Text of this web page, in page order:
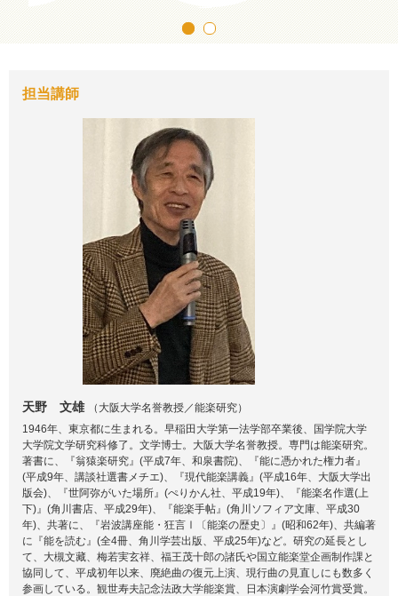
担当講師
天野 文雄
（大阪大学名誉教授／能楽研究）
1946年、東京都に生まれる。早稲田大学第一法学部卒業後、国学院大学
大学院文学研究科修了。文学博士。大阪大学名誉教授。専門は能楽研究。
著書に、『翁猿楽研究』(平成7年、和泉書院)、『能に憑かれた権力者』
(平成9年、講談社選書メチエ)、『現代能楽講義』(平成16年、大阪大学出
版会)、『世阿弥がいた場所』(ぺりかん社、平成19年)、『能楽名作選(上
下)』(角川書店、平成29年)、『能楽手帖』(角川ソフィア文庫、平成30
年)、共著に、『岩波講座能・狂言Ⅰ〔能楽の歴史〕』(昭和62年)、共編著
に『能を読む』(全4冊、角川学芸出版、平成25年)など。研究の延長とし
て、大槻文藏、梅若実玄祥、福王茂十郎の諸氏や国立能楽堂企画制作課と
協同して、平成初年以来、廃絶曲の復元上演、現行曲の見直しにも数多く
参画している。観世寿夫記念法政大学能楽賞、日本演劇学会河竹賞受賞。